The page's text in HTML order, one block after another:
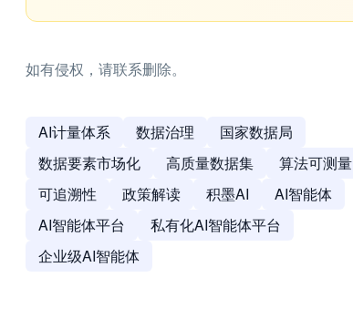
如有侵权，请联系删除。
AI计量体系 数据治理
国家数据局
数据要素市场化
高质量数据集
算法可测量
可追溯性
政策解读 积墨AI
AI智能体
AI智能体平台
私有化AI智能体平台
企业级AI智能体